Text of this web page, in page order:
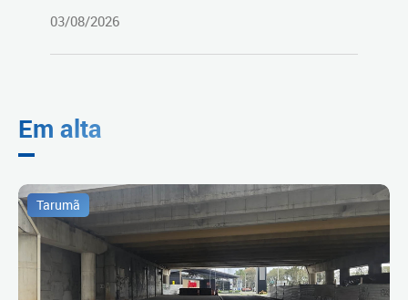
03/08/2026
Em alta
Tarumã